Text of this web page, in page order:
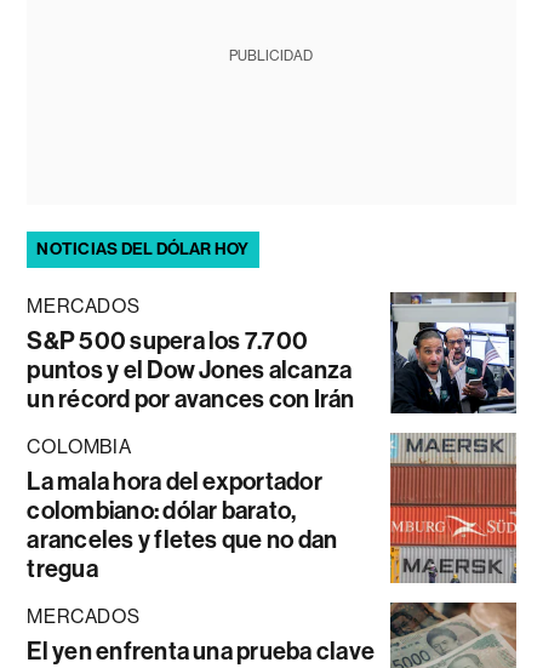
PUBLICIDAD
NOTICIAS DEL DÓLAR HOY
MERCADOS
S&P 500 supera los 7.700
puntos y el Dow Jones alcanza
un récord por avances con Irán
COLOMBIA
La mala hora del exportador
colombiano: dólar barato,
aranceles y fletes que no dan
tregua
MERCADOS
El yen enfrenta una prueba clave